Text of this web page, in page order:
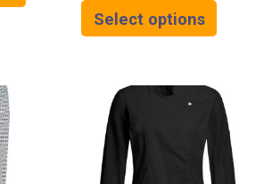
Select options